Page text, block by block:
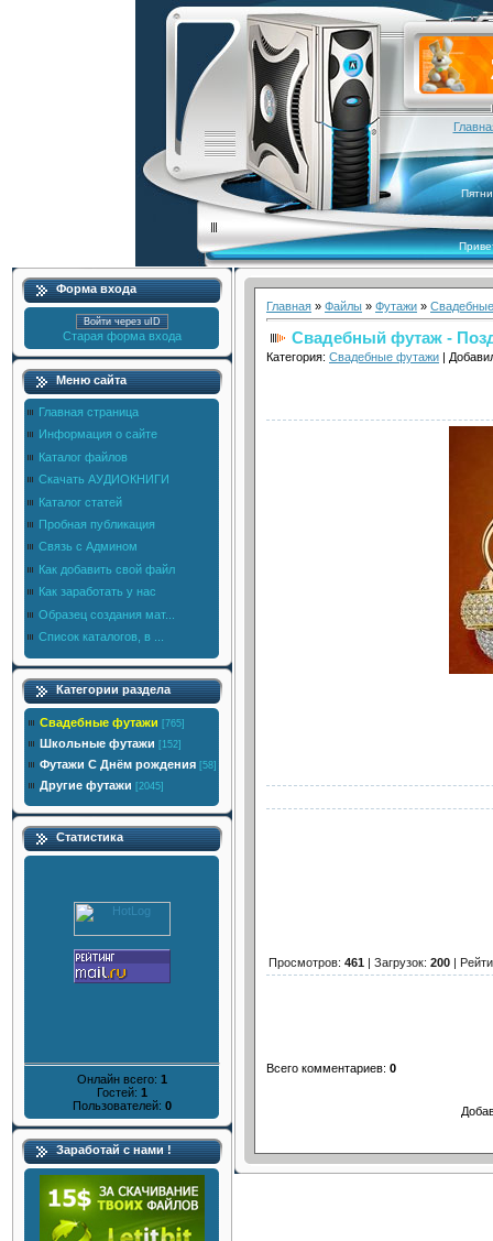
Форма входа
Войти через uID
Старая форма входа
Меню сайта
Главная страница
Информация о сайте
Каталог файлов
Скачать АУДИОКНИГИ
Каталог статей
Пробная публикация
Связь с Админом
Как добавить свой файл
Как заработать у нас
Образец создания мат...
Список каталогов, в ...
Категории раздела
Свадебные футажи [765]
Школьные футажи [152]
Футажи С Днём рождения [58]
Другие футажи [2045]
Статистика
Онлайн всего: 1
Гостей: 1
Пользователей: 0
Заработай с нами !
Главная » Файлы » Футажи »
Свадебный футаж -
Категория: Свадебные футажи |
Просмотров: 461 | Загрузок: 200 |
Всего комментариев: 0